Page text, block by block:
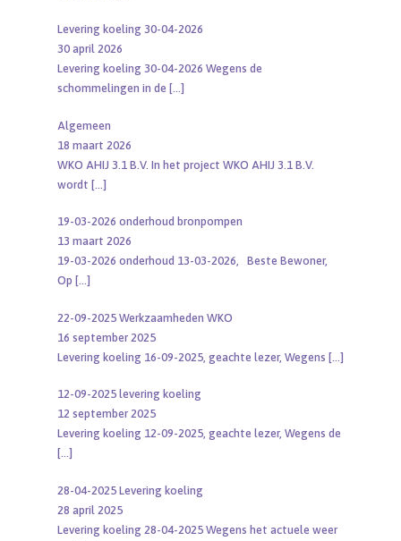
Levering koeling 30-04-2026
30 april 2026
Levering koeling 30-04-2026 Wegens de
schommelingen in de […]
Algemeen
18 maart 2026
WKO AHIJ 3.1 B.V. In het project WKO AHIJ 3.1 B.V.
wordt […]
19-03-2026 onderhoud bronpompen
13 maart 2026
19-03-2026 onderhoud 13-03-2026, Beste Bewoner,
Op […]
22-09-2025 Werkzaamheden WKO
16 september 2025
Levering koeling 16-09-2025, geachte lezer, Wegens […]
12-09-2025 levering koeling
12 september 2025
Levering koeling 12-09-2025, geachte lezer, Wegens de
[…]
28-04-2025 Levering koeling
28 april 2025
Levering koeling 28-04-2025 Wegens het actuele weer